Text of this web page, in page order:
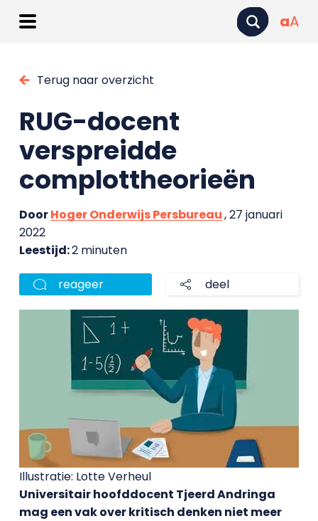
aA
Terug naar overzicht
RUG-docent
verspreidde
complottheorieën
DoorHoger Onderwijs Persbureau, 27 januari
2022
Leestijd:2 minuten
reageer deel
Illustratie: Lotte Verheul
Universitair hoofddocent Tjeerd Andringa
mag een vak over kritisch denken niet meer